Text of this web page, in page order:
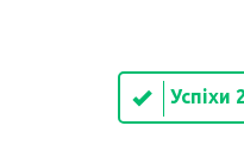
Успіхи